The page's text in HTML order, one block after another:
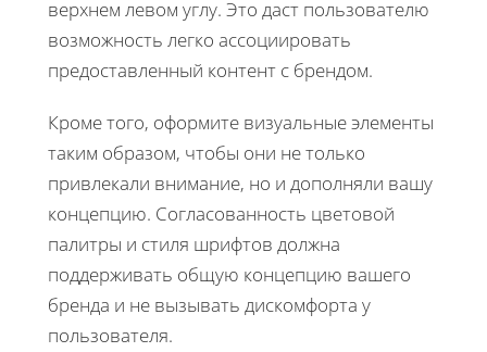
верхнем левом углу. Это даст пользователю
возможность легко ассоциировать
предоставленный контент с брендом.
Кроме того, оформите визуальные элементы
таким образом, чтобы они не только
привлекали внимание, но и дополняли вашу
концепцию. Согласованность цветовой
палитры и стиля шрифтов должна
поддерживать общую концепцию вашего
бренда и не вызывать дискомфорта у
пользователя.